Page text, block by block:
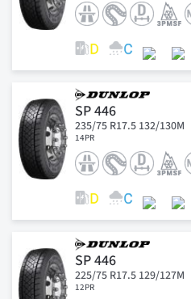
SP 446
235/75 R17.5 132/130M
14PR
SP 446
225/75 R17.5 129/127M
12PR